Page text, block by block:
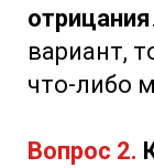
отрицания
вариант,
что-либо
Вопрос 2.